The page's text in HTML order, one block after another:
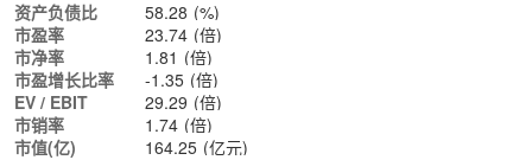
资产负债比
58.28 (%)
市盈率
23.74 (倍)
市净率
1.81 (倍)
市盈增长比率
-1.35 (倍)
EV / EBIT
29.29 (倍)
市销率
1.74 (倍)
市值(亿)
164.25 (亿元)